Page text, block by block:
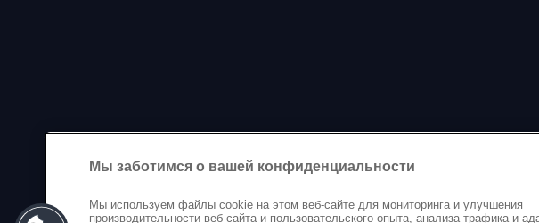
Мы заботимся о вашей конфиденциальности
Мы используем файлы cookie на этом веб-сайте для мониторинга и улучшения
производительности веб-сайта и пользовательского опыта, анализа трафика и